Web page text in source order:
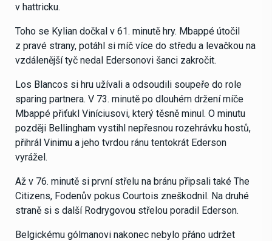
v hattricku.
Toho se Kylian dočkal v 61. minutě hry. Mbappé útočil
z pravé strany, potáhl si míč více do středu a levačkou na
vzdálenější tyč nedal Edersonovi šanci zakročit.
Los Blancos si hru užívali a odsoudili soupeře do role
sparing partnera. V 73. minutě po dlouhém držení míče
Mbappé přiťukl Viníciusovi, který těsně minul. O minutu
později Bellingham vystihl nepřesnou rozehrávku hostů,
přihrál Vinimu a jeho tvrdou ránu tentokrát Ederson
vyrážel.
Až v 76. minutě si první střelu na bránu připsali také The
Citizens, Fodenův pokus Courtois zneškodnil. Na druhé
straně si s další Rodrygovou střelou poradil Ederson.
Belgickému gólmanovi nakonec nebylo přáno udržet